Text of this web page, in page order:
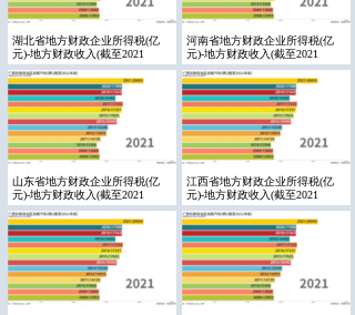
湖北省地方财政企业所得税(亿
元)-地方财政收入(截至2021
河南省地方财政企业所得税(亿
元)-地方财政收入(截至2021
山东省地方财政企业所得税(亿
元)-地方财政收入(截至2021
江西省地方财政企业所得税(亿
元)-地方财政收入(截至2021